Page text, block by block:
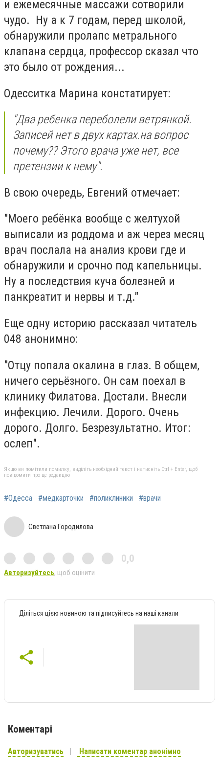
и ежемесячные массажи сотворили
чудо. Ну а к 7 годам, перед школой,
обнаружили пролапс метрального
клапана сердца, профессор сказал что
это было от рождения...
Одесситка Марина констатирует:
"Два ребенка переболели ветрянкой.
Записей нет в двух картах.на вопрос
почему?? Этого врача уже нет, все
претензии к нему".
В свою очередь, Евгений отмечает:
"Моего ребёнка вообще с желтухой
выписали из роддома и аж через месяц
врач послала на анализ крови где и
обнаружили и срочно под капельницы.
Ну а последствия куча болезней и
панкреатит и нервы и т.д."
Еще одну историю рассказал читатель
048 анонимно:
"Отцу попала окалина в глаз. В общем,
ничего серьёзного. Он сам поехал в
клинику Филатова. Достали. Внесли
инфекцию. Лечили. Дорого. Очень
дорого. Долго. Безрезультатно. Итог:
ослеп".
Якщо ви помітили помилку, виділіть необхідний текст і натисніть Ctrl + Enter, щоб
повідомити про це редакцію
#Одесса #медкарточки #поликлиники #врачи
Светлана Городилова
0,0
Авторизуйтесь, щоб оцінити
Діліться цією новиною та підписуйтесь на наші канали
Коментарі
Авторизуватись Написати коментар анонімно